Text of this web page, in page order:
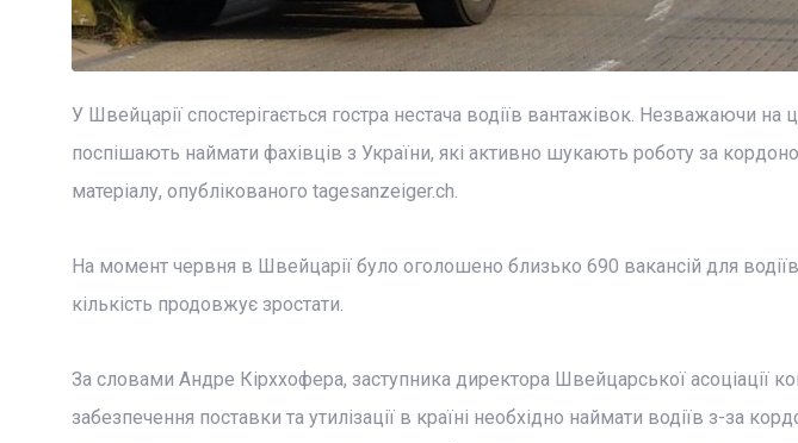
У Швейцарії спостерігається гостра нестача водіїв вантажівок. Незважаючи
поспішають наймати фахівців з України, які активно шукають роботу за
матеріалу, опублікованого tagesanzeiger.ch.
На момент червня в Швейцарії було оголошено близько 690 вакансій для
кількість продовжує зростати.
За словами Андре Кірххофера, заступника директора Швейцарської асоціації
забезпечення поставки та утилізації в країні необхідно наймати водіїв з-за